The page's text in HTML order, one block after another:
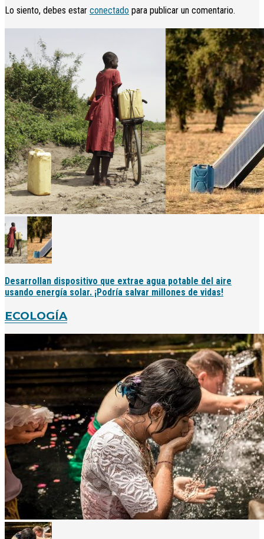
Lo siento, debes estar conectado para publicar un comentario.
Desarrollan dispositivo que extrae agua potable del aire
usando energía solar. ¡Podría salvar millones de vidas!
ECOLOGÍA